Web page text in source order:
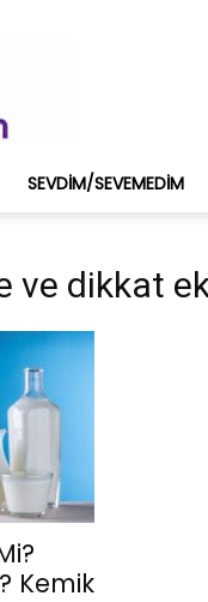
SEVDIM/SEVEMEDIM
ve dikkat
Kemik